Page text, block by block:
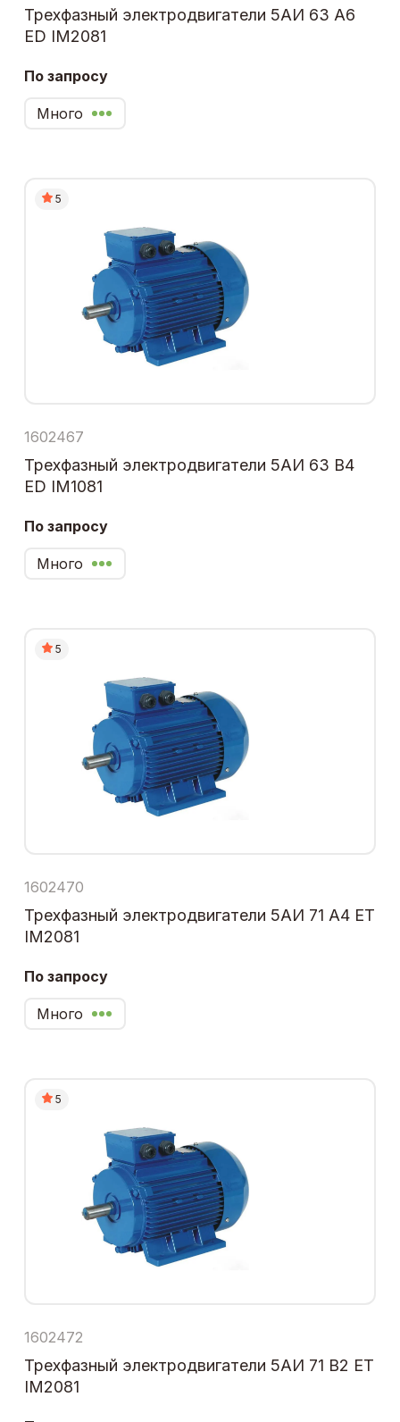
Трехфазный электродвигатели 5АИ 63 А6
ЕD IM2081
По запросу
Много
5
1602467
Трехфазный электродвигатели 5АИ 63 В4
ЕD IM1081
По запросу
Много
5
1602470
Трехфазный электродвигатели 5АИ 71 А4 ЕТ
IM2081
По запросу
Много
5
1602472
Трехфазный электродвигатели 5АИ 71 В2 ЕТ
IM2081